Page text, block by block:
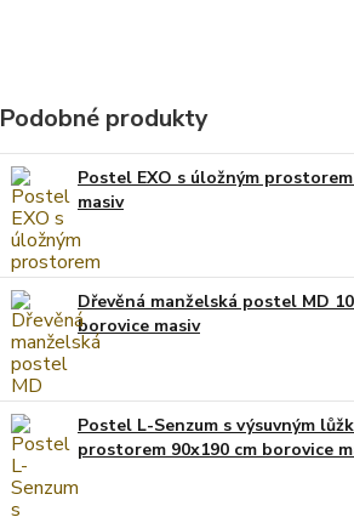
Podobné produkty
Postel EXO s úložným
masiv
Dřevěná manželská postel MD
borovice masiv
Postel L-Senzum s výsuvným
prostorem 90x190 cm borovice